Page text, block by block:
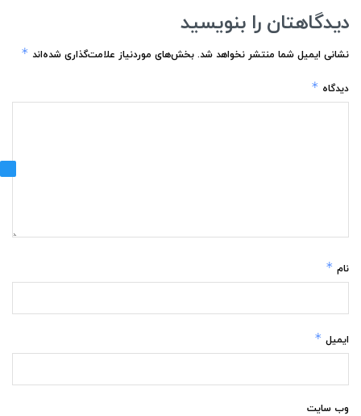
دیدگاهتان را بنویسید
نشانی ایمیل شما منتشر نخواهد شد. بخش‌های موردنیاز علامت‌گذاری شده‌اند *
دیدگاه *
نام *
ایمیل *
وب‌ سایت